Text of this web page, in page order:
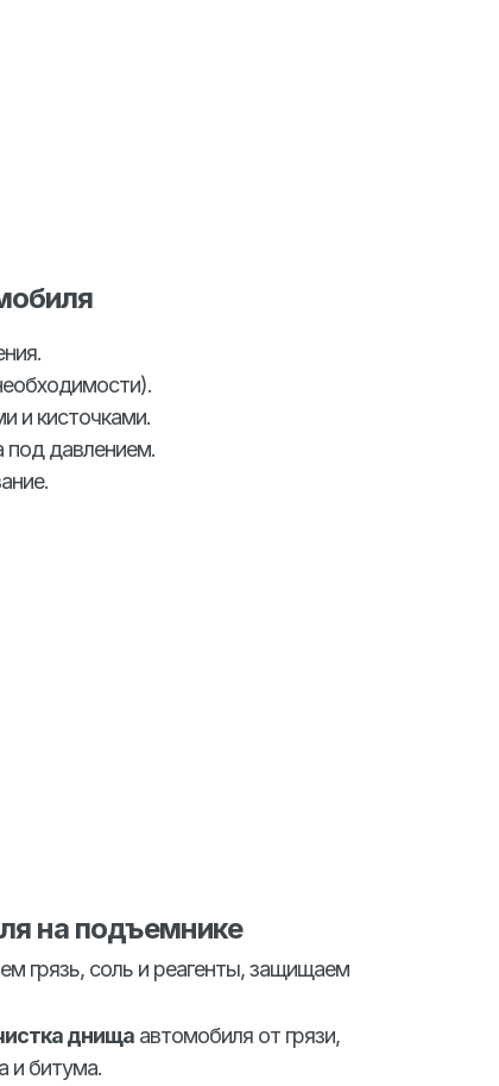
и кисточками.
под давлением.
грязь, соль и реагенты, защищаем
днища автомобиля от грязи,
и битума.
на подъемнике